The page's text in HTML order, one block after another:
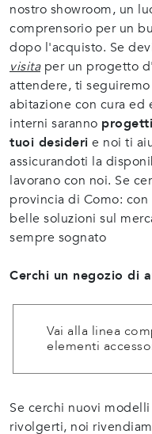
nostro showroom, un
comprensorio per un
dopo l'acquisto. Se
visitaper un progetto
attendere, ti
abitazione con cura ed
interni saranno
tuoi desideri e noi ti
assicurandoti la
lavorano con noi. Se
provincia di Como:
belle soluzioni sul
sempre sognato
Cerchi un negozio di
Vai alla linea
elementi
Se cerchi nuovi
rivolgerti, noi